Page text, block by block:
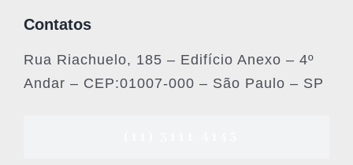
Contatos
Rua Riachuelo, 185 – Edifício Anexo – 4º
Andar – CEP:01007-000 – São Paulo – SP